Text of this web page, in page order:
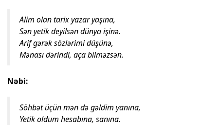
Alim olan tarix yazar yaşına,
Sən yetik deyilsən dünya işinə.
Arif gərək sözlərimi düşünə,
Mənası dərindi, aça bilməzsən.
Nəbi:
Söhbət üçün mən də gəldim yanına,
Yetik oldum hesabına, sanına.